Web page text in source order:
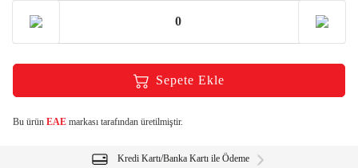
Sepete Ekle
Bu ürün EAE markası tarafından üretilmiştir.
Kredi Kartı/Banka Kartı ile Ödeme